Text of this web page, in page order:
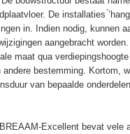
De installaties
in. Indien nodig, kunnen
aangebracht
maat qua
bestemming. Kortom,
van bepaalde
Excellent bevat vele